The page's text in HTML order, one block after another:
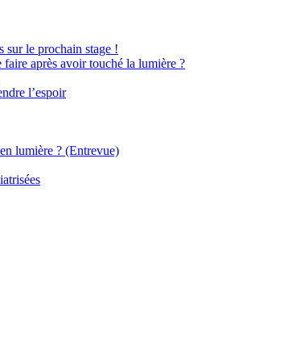
sur le prochain stage !
après avoir touché la lumière ?
l’espoir
lumière ? (Entrevue)